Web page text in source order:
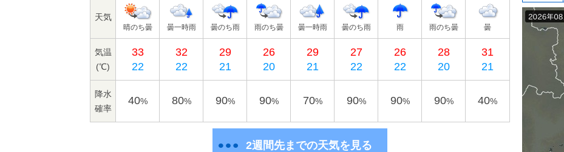
天気
晴のち曇 曇一時雨 曇のち雨 雨のち曇 曇一時雨 曇のち雨 雨 雨のち曇 曇
気温
(℃)
33
22
32
22
29
21
26
20
29
21
27
22
26
22
28
20
31
21
降水
確率
40% 80% 90% 90% 70% 90% 90% 90% 40%
2週間先までの天気を見る